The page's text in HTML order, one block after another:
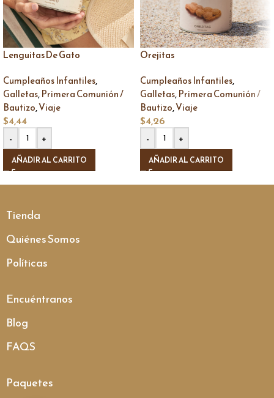
Lenguitas De Gato
Cumpleaños Infantiles,
Galletas,Primera Comunión /
Bautizo,Viaje
$4,44
-
+
AÑADIR AL CARRITO
Orejitas
Cumpleaños Infantiles,
Galletas,Primera Comunión /
Bautizo,Viaje
$4,26
-
+
AÑADIR AL CARRITO
Tienda
Quiénes Somos
Políticas
Encuéntranos
Blog
FAQS
Paquetes